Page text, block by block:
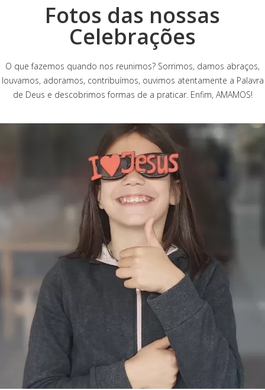
Fotos das nossas
Celebrações
O que fazemos quando nos reunimos? Sorrimos, damos abraços,
louvamos, adoramos, contribuímos, ouvimos atentamente a Palavra
de Deus e descobrimos formas de a praticar. Enfim, AMAMOS!